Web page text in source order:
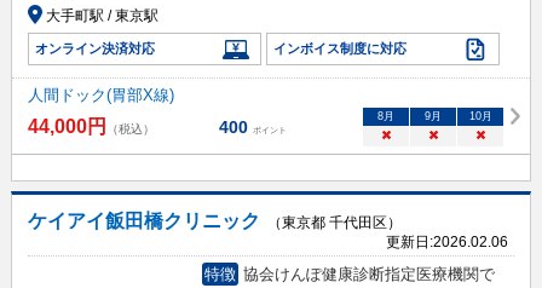
大手町駅 / 東京駅
オンライン決済対応 インボイス制度に対応
人間ドック(胃部X線)
44,000円 （税込） 400 ポイント
8 月 9 月 10月
× × ×
ケイアイ飯田橋クリニック
（東京都 千代田区）
更新日:2026.02.06
特徴 協会けんぽ健康診断指定医療機関で